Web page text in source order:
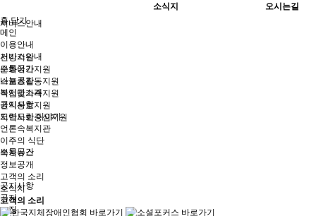
서비스안내
건강지원
문화여가지원
스포츠활동지원
직업및가족지원
권익옹호지원
지역사회중심지원
소통공간
공지사항
공지
모집
소식지
오시는길
홈 닫기
메인
이용안내
서비스안내
소통공간
나눔공간
복지관소개
공지사항
도란도란 이야기
언론속복지관
이주의 식단
복지뉴스
정보공개
고객의 소리
소식지
고객의 소리